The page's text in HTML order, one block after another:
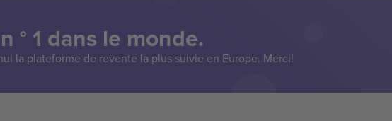
° 1 dans le monde.
la plateforme de revente la plus suivie en Europe. Merci!